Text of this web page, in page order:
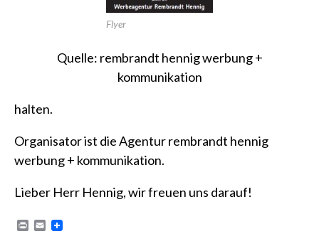
Flyer
Quelle: rembrandt hennig werbung +
kommunikation
halten.
Organisator ist die Agenturrembrandt hennig
werbung + kommunikation.
Lieber Herr Hennig, wir freuen uns darauf!
P
E